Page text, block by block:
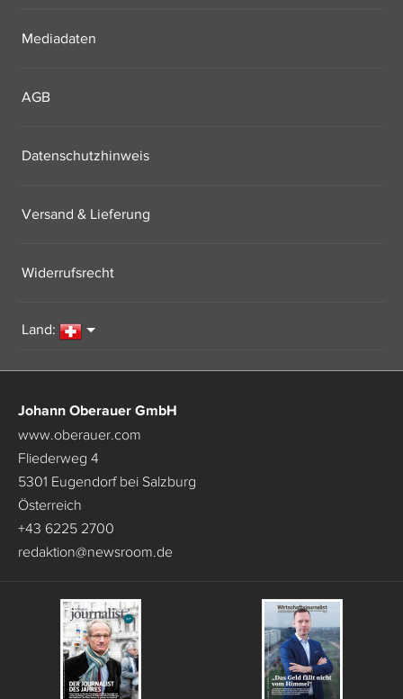
Mediadaten
AGB
Datenschutzhinweis
Versand & Lieferung
Widerrufsrecht
Land:
Johann Oberauer GmbH
www.oberauer.com
Fliederweg 4
5301 Eugendorf bei Salzburg
Österreich
+43 6225 2700
redaktion@newsroom.de